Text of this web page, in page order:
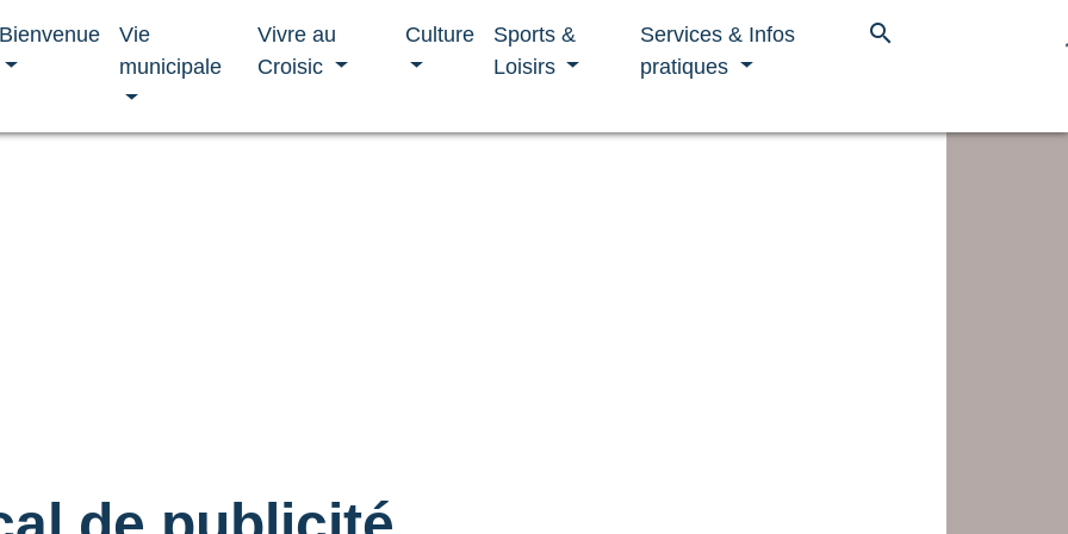
Bienvenue
Vie
municipale
Vivre au
Croisic
Culture
Sports &
Loisirs
Services & Infos
pratiques
search